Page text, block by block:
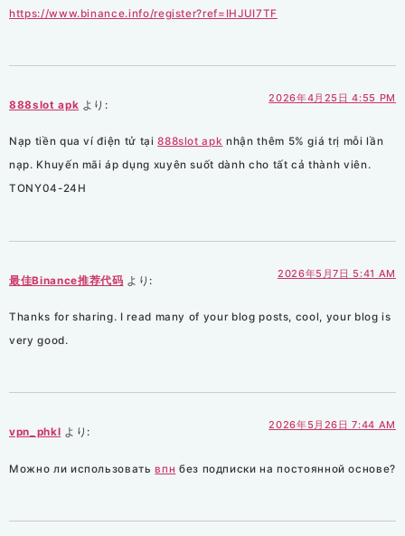
https://www.binance.info/register?ref=IHJUI7TF
888slot apk より:
2026年4月25日 4:55 PM
Nạp tiền qua ví điện tử tại888slot apk nhận thêm 5% giá trị mỗi lần
nạp. Khuyến mãi áp dụng xuyên suốt dành cho tất cả thành viên.
TONY04-24H
最佳Binance推荐代码 より:
2026年5月7日 5:41 AM
Thanks for sharing. I read many of your blog posts, cool, your blog is
very good.
vpn_phkl より:
2026年5月26日 7:44 AM
Можно ли использоватьвпн без подписки на постоянной основе?